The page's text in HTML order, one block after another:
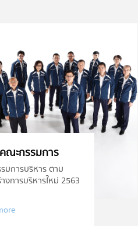
คณะกรรมการ
มการบริหาร ตาม
งการบริหารใหม่ 2563